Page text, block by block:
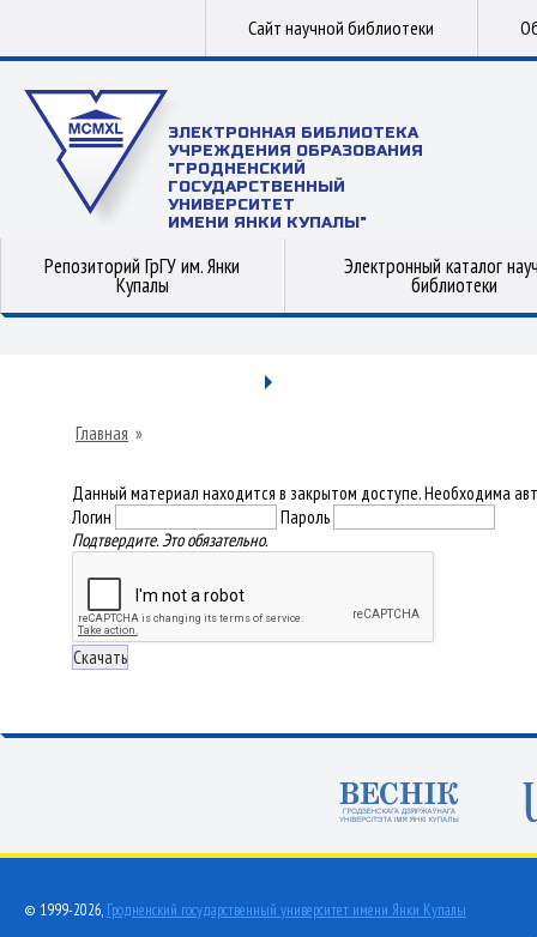
Сайт научной библиотеки
ЭЛЕКТРОННАЯ БИБЛИОТЕКА
УЧРЕЖДЕНИЯ ОБРАЗОВАНИЯ
"ГРОДНЕНСКИЙ
ГОСУДАРСТВЕННЫЙ
УНИВЕРСИТЕТ
ИМЕНИ ЯНКИ КУПАЛЫ"
Репозиторий ГрГУ им. Янки
Купалы
Электронный каталог
библиотеки
Главная »
Данный материал находится в закрытом доступе. Необходима
Логин
Пароль
Подтвердите. Это обязательно.
© 1999-2026, Гродненский государственный университет имени Янки Купалы